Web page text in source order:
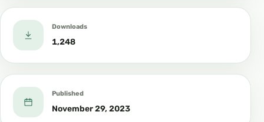
Downloads
1,248
Published
November 29, 2023